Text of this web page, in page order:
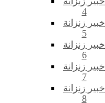
4
خبير زنزانة
5
خبير زنزانة
6
خبير زنزانة
7
خبير زنزانة
8